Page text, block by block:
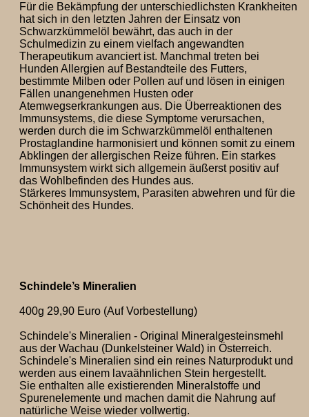
Für die Bekämpfung der unterschiedlichsten Krankheiten
hat sich in den letzten Jahren der Einsatz von
Schwarzkümmelöl bewährt, das auch in der
Schulmedizin zu einem vielfach angewandten
Therapeutikum avanciert ist. Manchmal treten bei
Hunden Allergien auf Bestandteile des Futters,
bestimmte Milben oder Pollen auf und lösen in einigen
Fällen unangenehmen Husten oder
Atemwegserkrankungen aus. Die Überreaktionen des
Immunsystems, die diese Symptome verursachen,
werden durch die im Schwarzkümmelöl enthaltenen
Prostaglandine harmonisiert und können somit zu einem
Abklingen der allergischen Reize führen. Ein starkes
Immunsystem wirkt sich allgemein äußerst positiv auf
das Wohlbefinden des Hundes aus.
Stärkeres Immunsystem, Parasiten abwehren und für die
Schönheit des Hundes.
Schindele’s Mineralien
400g 29,90 Euro (Auf Vorbestellung)
Schindele's Mineralien - Original Mineralgesteinsmehl
aus der Wachau (Dunkelsteiner Wald) in Österreich.
Schindele's Mineralien sind ein reines Naturprodukt und
werden aus einem lavaähnlichen Stein hergestellt.
Sie enthalten alle existierenden Mineralstoffe und
Spurenelemente und machen damit die Nahrung auf
natürliche Weise wieder vollwertig.